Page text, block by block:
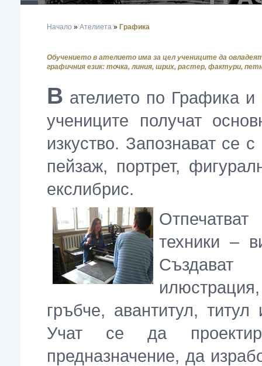
Начало » Ателиета » Графика
Обучението в ателието има за цел учениците да
графичния език: точка, линия, шрих, растер, фактури,
В ателието по Графика
учениците получат
изкуство. Запознават се
пейзаж, портрет,
екслибрис.
О
техники –
гръбче, авантитул,
Учат се да
предназначение, да